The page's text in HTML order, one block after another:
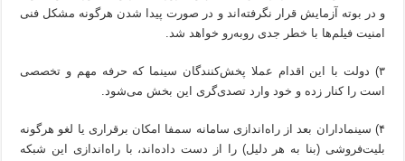
و در بوته آزمایش قرار نگرفته‌اند و در صورت پیدا شدن هرگونه مشکل فنی
امنیت فیلم‌ها با خطر جدی روبه‌رو خواهد شد.
۳) دولت با این اقدام عملا پخش‌کنندگان سینما که حرفه مهم و تخصصی
است را کنار زده و خود وارد تصدی‌گری این بخش می‌شود.
۴) سینماداران بعد از راه‌اندازی سامانه سمفا امکان برقراری یا لغو هرگونه
بلیت‌فروشی (بنا به هر دلیل) را از دست داده‌اند، با راه‌اندازی این شبکه